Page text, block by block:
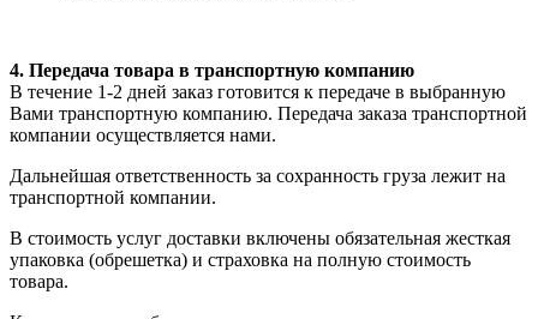
4. Передача товара в транспортную компанию
В течение 1-2 дней заказ готовится к передаче в выбранную
Вами транспортную компанию. Передача заказа транспортной
компании осуществляется нами.
Дальнейшая ответственность за сохранность груза лежит на
транспортной компании.
В стоимость услуг доставки включены обязательная жесткая
упаковка (обрешетка) и страховка на полную стоимость
товара.